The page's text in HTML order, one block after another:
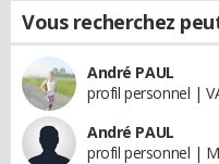
Vous recherchez
André PAUL
profil personnel |
André PAUL
profil personnel |